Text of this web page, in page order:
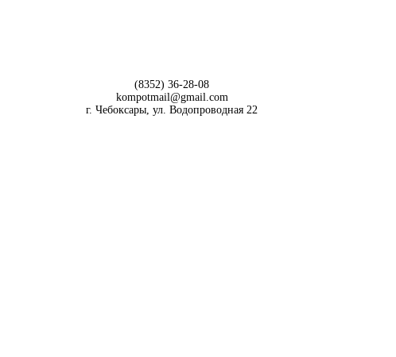
(8352) 36-28-08
kompotmail@gmail.com
г. Чебоксары, ул. Водопроводная 22